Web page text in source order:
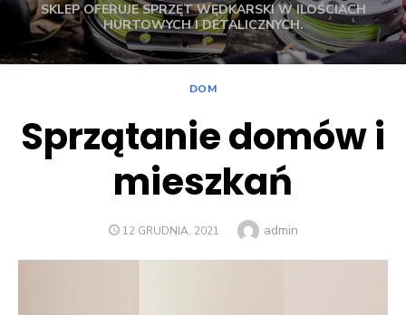
SKLEP OFERUJE SPRZĘT WĘDKARSKI W ILOŚCIACH
HURTOWYCH I DETALICZNYCH.
DOM
Sprzątanie domów i
mieszkań
POSTED
12 GRUDNIA, 2021 Author
admin